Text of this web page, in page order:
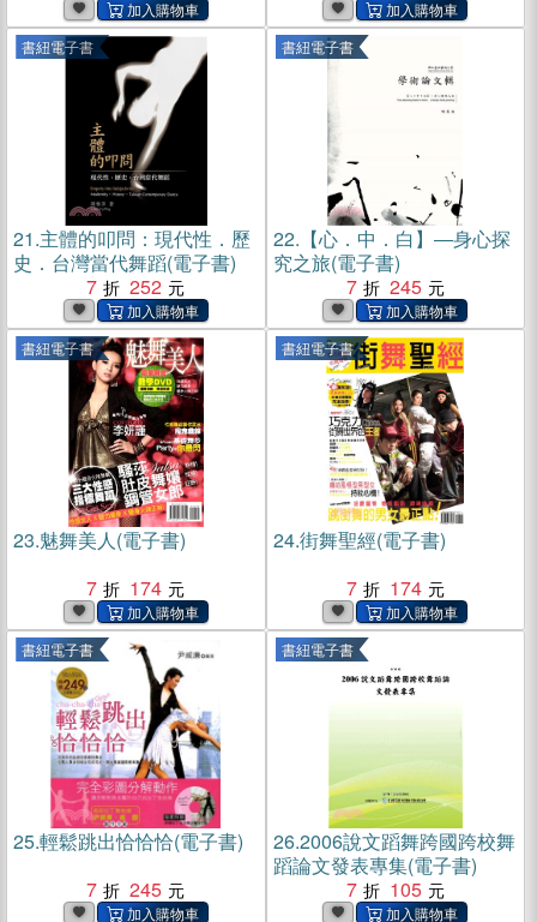
書紐電子書
21.主體的叩問：現代性．歷
史．台灣當代舞蹈(電子書)
7
252
書紐電子書
22. 【心．中．白】―身心探
究之旅(電子書)
7
245
書紐電子書
23.魅舞美人(電子書)
7
174
書紐電子書
24.街舞聖經(電子書)
7
174
書紐電子書
25.輕鬆跳出恰恰恰(電子書)
7
245
書紐電子書
26.2006說文蹈舞跨國跨校舞
蹈論文發表專集(電子書)
7
105